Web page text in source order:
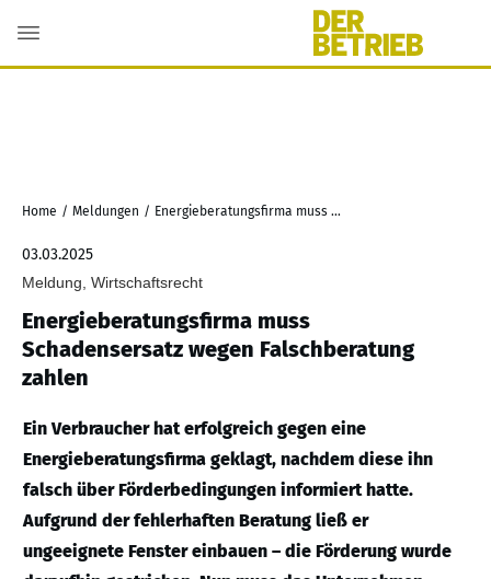
Home / Meldungen / Energieberatungsfirma muss Schadensersatz wegen Falschberatung zahlen
03.03.2025
Meldung, Wirtschaftsrecht
Energieberatungsfirma muss
Schadensersatz wegen Falschberatung
zahlen
Ein Verbraucher hat erfolgreich gegen eine
Energieberatungsfirma geklagt, nachdem diese ihn
falsch über Förderbedingungen informiert hatte.
Aufgrund der fehlerhaften Beratung ließ er
ungeeignete Fenster einbauen – die Förderung wurde